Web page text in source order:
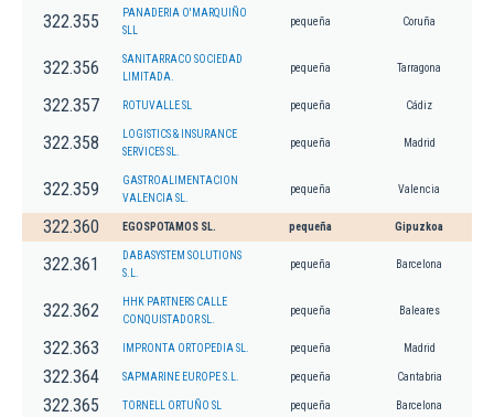
322.355
PANADERIA O'MARQUIÑO
SLL
pequeña Coruña
322.356
SANITARRACO SOCIEDAD
LIMITADA.
pequeña Tarragona
322.357 ROTUVALLE SL pequeña Cádiz
322.358
LOGISTICS & INSURANCE
SERVICES SL.
pequeña Madrid
322.359
GASTROALIMENTACION
VALENCIA SL.
pequeña Valencia
322.360 EGOSPOTAMOS SL. pequeña Gipuzkoa
322.361
DABASYSTEM SOLUTIONS
S.L.
pequeña Barcelona
322.362
HHK PARTNERS CALLE
CONQUISTADOR SL.
pequeña Baleares
322.363 IMPRONTA ORTOPEDIA SL. pequeña Madrid
322.364 SAPMARINE EUROPE S.L. pequeña Cantabria
322.365 TORNELL ORTUÑO SL pequeña Barcelona